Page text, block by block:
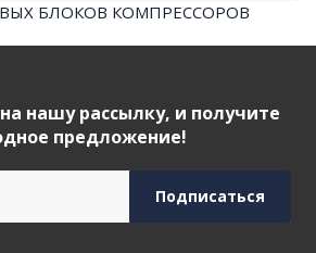
нашу рассылку, и получите
предложение!